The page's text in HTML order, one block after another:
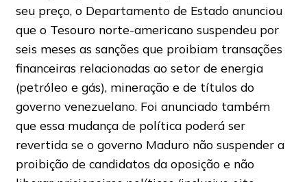
seu preço, o Departamento de Estado anunciou
que o Tesouro norte-americano suspendeu por
seis meses as sanções que proibiam transações
financeiras relacionadas ao setor de energia
(petróleo e gás), mineração e de títulos do
governo venezuelano. Foi anunciado também
que essa mudança de política poderá ser
revertida se o governo Maduro não suspender a
proibição de candidatos da oposição e não